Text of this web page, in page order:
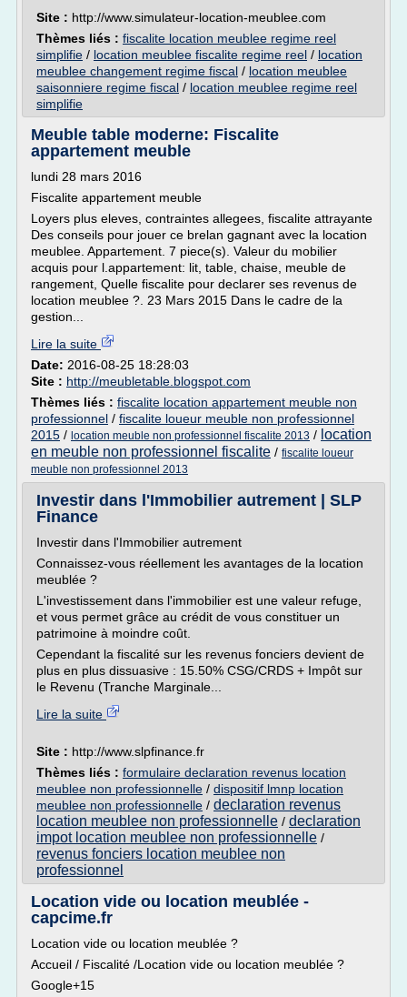
Site : http://www.simulateur-location-meublee.com
Thèmes liés : fiscalite location meublee regime reel
simplifie / location meublee fiscalite regime reel / location
meublee changement regime fiscal / location meublee
saisonniere regime fiscal / location meublee regime reel
simplifie
Meuble table moderne: Fiscalite
appartement meuble
lundi 28 mars 2016
Fiscalite appartement meuble
Loyers plus eleves, contraintes allegees, fiscalite attrayante
Des conseils pour jouer ce brelan gagnant avec la location
meublee. Appartement. 7 piece(s). Valeur du mobilier
acquis pour l.appartement: lit, table, chaise, meuble de
rangement, Quelle fiscalite pour declarer ses revenus de
location meublee ?. 23 Mars 2015 Dans le cadre de la
gestion...
Lire la suite
Date: 2016-08-25 18:28:03
Site : http://meubletable.blogspot.com
Thèmes liés : fiscalite location appartement meuble non
professionnel / fiscalite loueur meuble non professionnel
2015 / location meuble non professionnel fiscalite 2013 / location
en meuble non professionnel fiscalite / fiscalite loueur
meuble non professionnel 2013
Investir dans l'Immobilier autrement | SLP
Finance
Investir dans l'Immobilier autrement
Connaissez-vous réellement les avantages de la location
meublée ?
L'investissement dans l'immobilier est une valeur refuge,
et vous permet grâce au crédit de vous constituer un
patrimoine à moindre coût.
Cependant la fiscalité sur les revenus fonciers devient de
plus en plus dissuasive : 15.50% CSG/CRDS + Impôt sur
le Revenu (Tranche Marginale...
Lire la suite
Site : http://www.slpfinance.fr
Thèmes liés : formulaire declaration revenus location
meublee non professionnelle / dispositif lmnp location
meublee non professionnelle / declaration revenus
location meublee non professionnelle / declaration
impot location meublee non professionnelle /
revenus fonciers location meublee non
professionnel
Location vide ou location meublée -
capcime.fr
Location vide ou location meublée ?
Accueil / Fiscalité /Location vide ou location meublée ?
Google+15